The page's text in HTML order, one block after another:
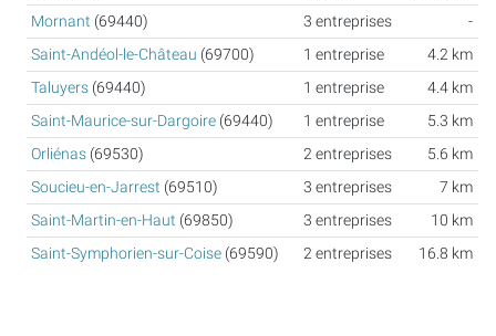
Mornant (69440) 3 entreprises
-
Saint-Andéol-le-Château (69700) 1 entreprise
4.2 km
Taluyers (69440) 1 entreprise
4.4 km
Saint-Maurice-sur-Dargoire (69440) 1 entreprise
5.3 km
Orliénas (69530) 2 entreprises
5.6 km
Soucieu-en-Jarrest (69510) 3 entreprises
7 km
Saint-Martin-en-Haut (69850) 3 entreprises
10 km
Saint-Symphorien-sur-Coise (69590) 2 entreprises 16.8 km